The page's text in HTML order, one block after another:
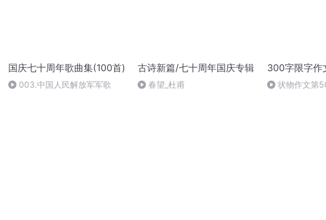
国庆七十周年歌曲集(100首)
003.中国人民解放军军歌
古诗新篇/七十周年国庆专辑
春望_杜甫
300字限字作
状物作文第